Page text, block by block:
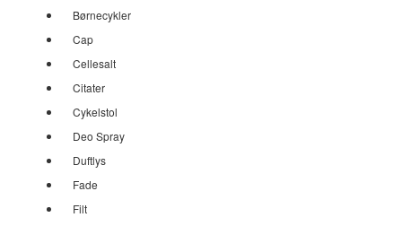
Børnecykler
Cap
Cellesalt
Citater
Cykelstol
Deo Spray
Duftlys
Fade
Filt